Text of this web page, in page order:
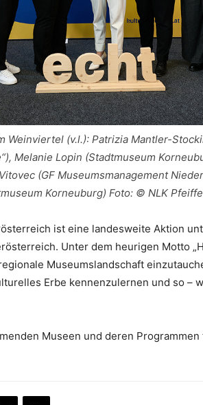
Weinviertel (v.l.): Patrizia Mantler-
Melanie Lopin (Stadtmuseum
(GF Museumsmanagement
Korneuburg) Foto: © NLK
ist eine landesweite Aktion
Unter dem heurigen Motto
Museumslandschaft
Erbe kennenzulernen und so –
Museen und deren